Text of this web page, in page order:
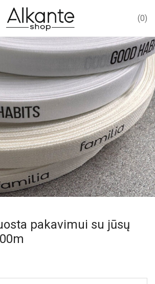
0
pakavimui su jūsų